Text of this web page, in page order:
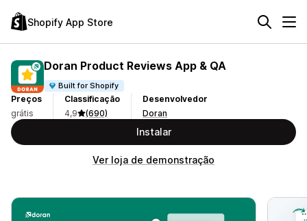
Shopify App Store
Doran Product Reviews App & QA
Built for Shopify
Preços
grátis
Classificação
4,9
(690)
Desenvolvedor
Doran
Instalar
Ver loja de demonstração